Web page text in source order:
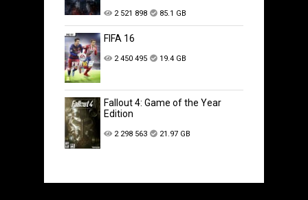
2 521 898 85.1 GB
FIFA 16
2 450 495 19.4 GB
Fallout 4: Game of the Year
Edition
2 298 563 21.97 GB